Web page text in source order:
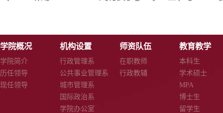
学院概况
学院简介
历任领导
现任领导
机构设置
行政管理系
公共事业管理系
城市管理系
国际政治系
学院办公室
师资队伍
在职教师
行政教辅
教育教学
本科生
学术硕士
MPA
博士生
留学生